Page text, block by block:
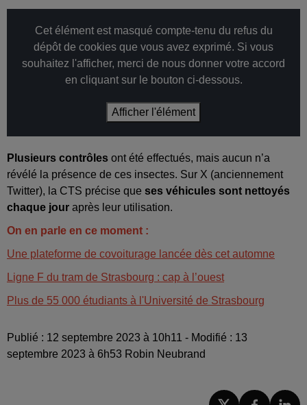
Cet élément est masqué compte-tenu du refus du
dépôt de cookies que vous avez exprimé. Si vous
souhaitez l'afficher, merci de nous donner votre accord
en cliquant sur le bouton ci-dessous.
Afficher l'élément
Plusieurs contrôles ont été effectués, mais aucun n’a
révélé la présence de ces insectes. Sur X (anciennement
Twitter), la CTS précise que ses véhicules sont nettoyés
chaque jour après leur utilisation.
On en parle en ce moment :
Une plateforme de covoiturage lancée dès cet automne
Ligne F du tram de Strasbourg : cap à l’ouest
Plus de 55 000 étudiants à l'Université de Strasbourg
Publié : 12 septembre 2023 à 10h11 - Modifié : 13
septembre 2023 à 6h53 Robin Neubrand